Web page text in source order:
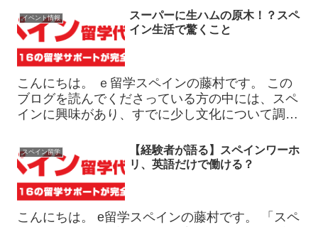
ウンセリングをした方もまさにワーホリをご希望
の方でした。 そして...
イベント情報
スーパーに生ハムの原木！？スペ
イン生活で驚くこと
こんにちは。 ｅ留学スペインの藤村です。 この
ブログを読んでくださっている方の中には、スペ
インに興味があり、すでに少し文化について調べ
ンの文化としてよく知られているものとしては、
夜ご飯の時間が遅...
スペイン留学
【経験者が語る】スペインワーホ
リ、英語だけで働ける？
こんにちは。 e留学スペインの藤村です。 「スペ